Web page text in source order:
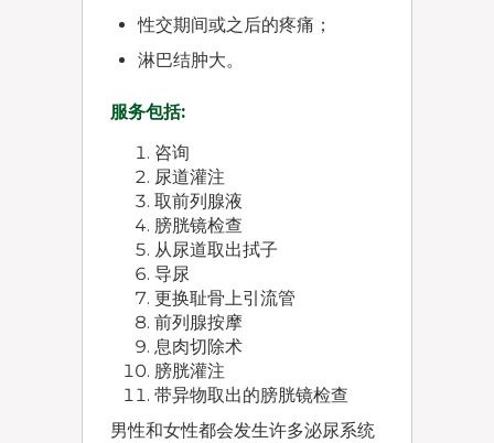
性交期间或之后的疼痛；
淋巴结肿大。
服务包括:
咨询
尿道灌注
取前列腺液
膀胱镜检查
从尿道取出拭子
导尿
更换耻骨上引流管
前列腺按摩
息肉切除术
膀胱灌注
带异物取出的膀胱镜检查
男性和女性都会发生许多泌尿系统